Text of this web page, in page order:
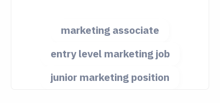
marketing associate
entry level marketing job
junior marketing position